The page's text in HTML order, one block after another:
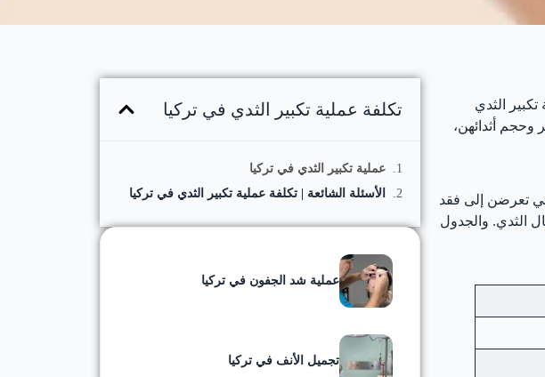
الثدي
وحجم أثدائهن،
تعرضن إلى فقد
الثدي. والجدول
تكلفة عملية تكبير الثدي في تركيا
عملية تكبير الثدي في تركيا
الأسئلة الشائعة | تكلفة عملية تكبير الثدي في تركيا
عملية شد الجفون في تركيا
تجميل الأنف في تركيا